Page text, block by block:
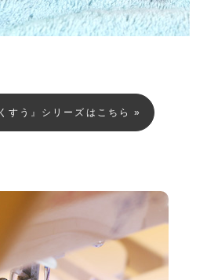
すう』シリーズはこちら »